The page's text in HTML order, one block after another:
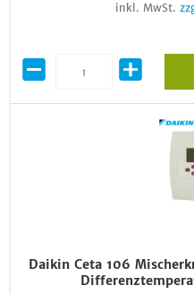
inkl. MwSt.
Daikin Ceta 106